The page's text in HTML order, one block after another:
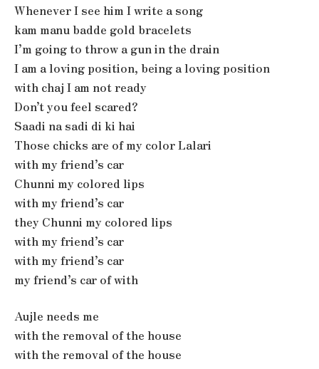
Whenever I see him I write a song
kam manu badde gold bracelets
I’m going to throw a gun in the drain
I am a loving position, being a loving position
with chaj I am not ready
Don’t you feel scared?
Saadi na sadi di ki hai
Those chicks are of my color Lalari
with my friend’s car
Chunni my colored lips
with my friend’s car
they Chunni my colored lips
with my friend’s car
with my friend’s car
my friend’s car of with
Aujle needs me
with the removal of the house
with the removal of the house